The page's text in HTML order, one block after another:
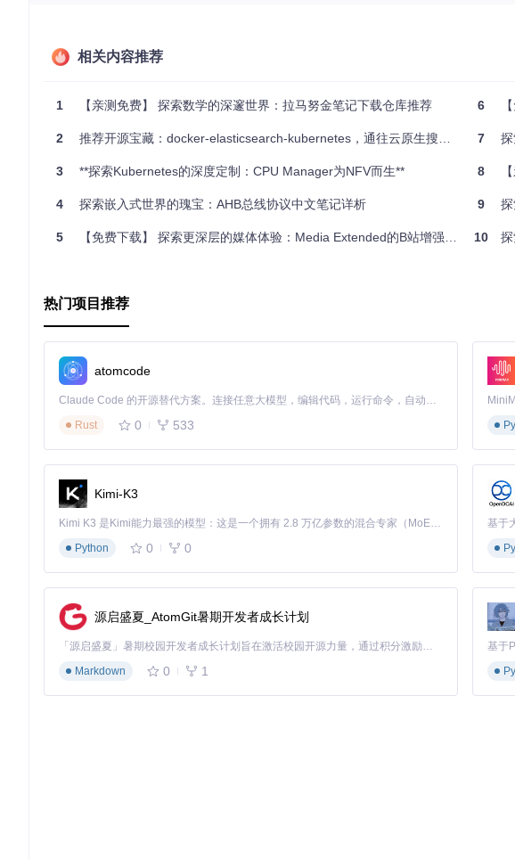
持续更新：随着Kubernetes的发展，笔记也会不断更新以适应新的功能和技术趋势
相关内容推荐
1 【亲测免费】 探索数学的深邃世界：拉马努金笔记下载仓库推荐
2 推荐开源宝藏：docker-elasticsearch-kubernetes，通往云原生搜索解决方案的快捷通道
3 **探索Kubernetes的深度定制：CPU Manager为NFV而生**
4 探索嵌入式世界的瑰宝：AHB总线协议中文笔记详析
5 【免费下载】 探索更深层的媒体体验：Media Extended的B站增强插件
6
7
8
9
10
热门项目推荐
atomcode
Claude Code 的开源替代方案。连接任意大模型，编辑代码，运行命令，自动验证 — 全自动执行。用 Rust 构建，极致性能。 ｜ An open-source alternative to Claude Code. Connect any LLM, edit code, run commands, and verify changes — autonomously. Built in Rust for speed. Get Started
Rust
0 533
Kimi-K3
Kimi K3 是Kimi能力最强的模型：这是一个拥有 2.8 万亿参数的混合专家（MoE）模型，具备原生视觉理解能力，并支持 100 万 token 的上下文窗口。
Python
0 0
基于
源启盛夏_AtomGit暑期开发者成长计划
「源启盛夏」暑期校园开发者成长计划旨在激活校园开源力量，通过积分激励、认证扶持、资源倾斜等形式，引导高校组织和开发者完成「入驻 — 建项目 — 做贡献 — 获认证 — 得资源」的完整闭环。无论你是想带领社团入驻平台的组织者，还是希望用代码贡献证明自己的开发者，都能在这里找到属于你的成长路径。
Markdown
0 1